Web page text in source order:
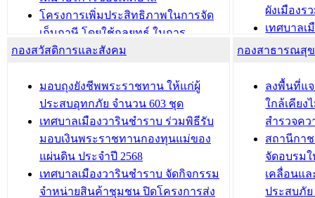
ประชุมคณะกรรมการประเมินผลการ
ควบคุมภายในของ สำนัก/กอง/
โรงเรียน/ศูนย์พัฒนาเด็กเล็ก/สถานธนา
บทความ อื่นๆ ...
โครงการเพิ่มประสิทธิภาพในการจัด
เก็บภาษี โดยใช้กลยุทธ์ ในการ
พัฒนาการจัดเก็บรายได้ ประจำปี พ.ศ.
เทศบาลเมืองวารินชำราบ ร่วมการ
ประชุมวิชาการระดับนานาชาติและ
นิทรรศการด้านนวัตกรรมท้องถิ่น 2568
และรับรางวัลทีมนักวิจัยดีเด่นจาก
นวัตกรรมโครงการทะเบียนภาษีป้าย
ประชุมผู้เช่าอาคารพาณิชย์ บริเวณ
ถนนเกษมสุขและถนนประทุมเทพภักดี
ผังเมืองร
เทศบาลเ
โครงการ
เทศบาล
รับฟังคว
ผังเมือง
วารินชำ
เทศบาล
ซักซ้อมแ
ประโยช
กองสวัสดิการและสังคม
มอบถุงยังชีพพระราชทาน ให้แก่ผู้
ประสบอุทกภัย จำนวน 603 ชุด
เทศบาลเมืองวารินชำราบ ร่วมพิธีรับ
มอบเงินพระราชทานกองทุนแม่ของ
แผ่นดิน ประจำปี 2568
เทศบาลเมืองวารินชำราบ จัดกิจกรรม
จำหน่ายสินค้าชุมชน ปิดโครงการส่ง
กองสาธารณสุ
ลงพื้นที่แ
ใกล้เคียง
สำรวจค
สถานีกา
จัดอบรม
เคลื่อนแ
ประสบภั